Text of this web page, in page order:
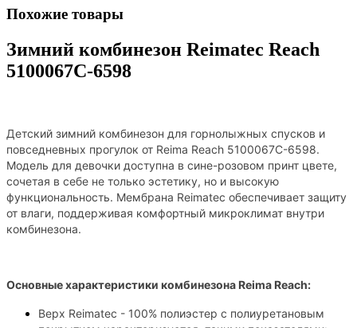
Похожие товары
Зимний комбинезон Reimatec Reach
5100067C-6598
Детский зимний комбинезон для горнолыжных спусков и
повседневных прогулок от Reima Reach 5100067C-6598.
Модель для девочки доступна в сине-розовом принт цвете,
сочетая в себе не только эстетику, но и высокую
функциональность. Мембрана Reimatec обеспечивает защиту
от влаги, поддерживая комфортный микроклимат внутри
комбинезона.
Основные характеристики комбинезона Reima Reach:
Верх Reimatec - 100% полиэстер с полиуретановым